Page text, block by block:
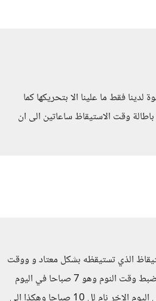
فقط ما علينا الا بتحريكها كما
وقت الاستيقاظ ساعاتين الى ان
الذي تستيقظه بشكل معتاد و ووقت
النوم لديك مثلا كنت تنام على 7 صباحا وتبقى نائم 4 العصر هنا انت حددت بالضبط وقت النوم وهو 7 صباحا في اليوم